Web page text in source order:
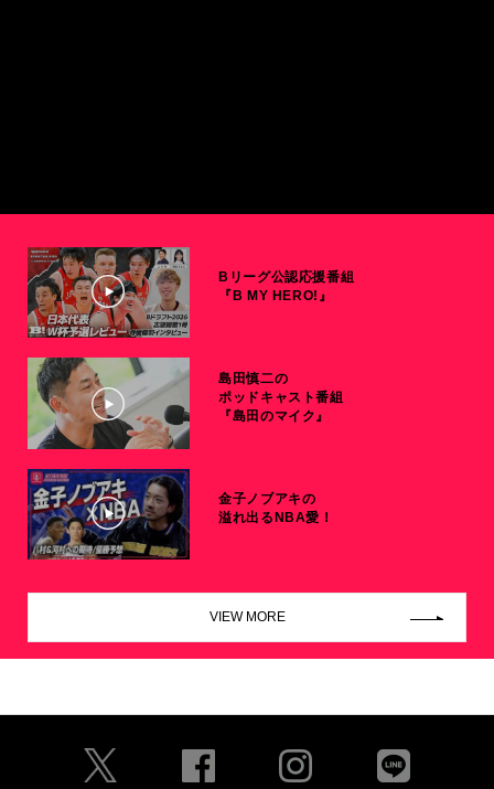
Bリーグ公認応援番組
『B MY HERO!』
島田慎二の
ポッドキャスト番組
『島田のマイク』
金子ノブアキの
溢れ出るNBA愛！
VIEW MORE